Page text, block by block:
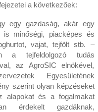
a következőek:
egy gazdaság, akár egy
is minőségi, piacképes és
vajat, tejfölt stb. –
a tejfeldolgozó tudás
az AgroSIC elnökével,
Egyesületének
szerint olyan képzéseket
alapokat és a fogalmakat
érdekelt gazdáknak,